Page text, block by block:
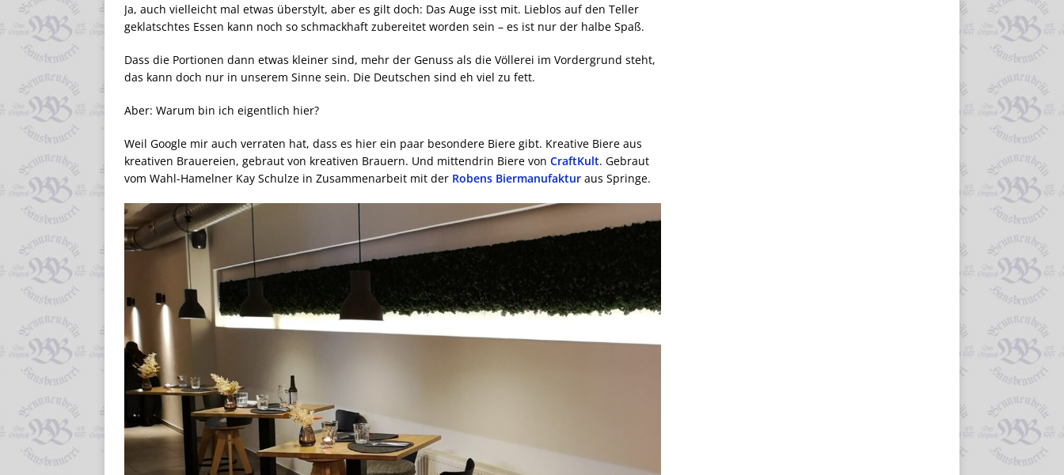
Ja, auch vielleicht mal etwas überstylt, aber es gilt doch: Das Auge isst mit. Lieblos auf den Teller
geklatschtes Essen kann noch so schmackhaft zubereitet worden sein – es ist nur der halbe Spaß.
Dass die Portionen dann etwas kleiner sind, mehr der Genuss als die Völlerei im Vordergrund steht,
das kann doch nur in unserem Sinne sein. Die Deutschen sind eh viel zu fett.
Aber: Warum bin ich eigentlich hier?
Weil Google mir auch verraten hat, dass es hier ein paar besondere Biere gibt. Kreative Biere aus
kreativen Brauereien, gebraut von kreativen Brauern. Und mittendrin Biere von CraftKult. Gebraut
vom Wahl-Hamelner Kay Schulze in Zusammenarbeit mit der Robens Biermanufaktur aus Springe.